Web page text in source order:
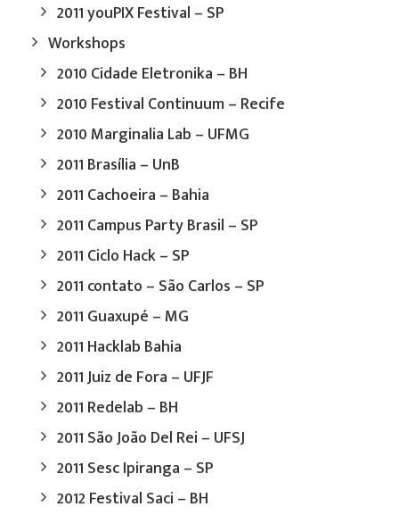
2011 youPIX Festival – SP
Workshops
2010 Cidade Eletronika – BH
2010 Festival Continuum – Recife
2010 Marginalia Lab – UFMG
2011 Brasília – UnB
2011 Cachoeira – Bahia
2011 Campus Party Brasil – SP
2011 Ciclo Hack – SP
2011 contato – São Carlos – SP
2011 Guaxupé – MG
2011 Hacklab Bahia
2011 Juiz de Fora – UFJF
2011 Redelab – BH
2011 São João Del Rei – UFSJ
2011 Sesc Ipiranga – SP
2012 Festival Saci – BH